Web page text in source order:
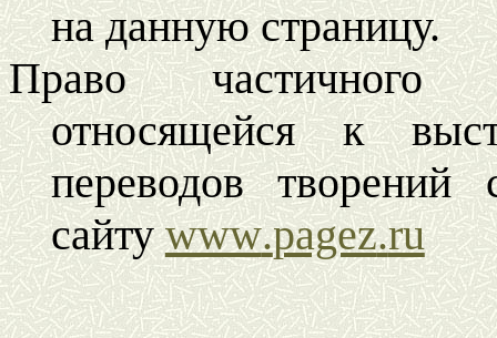
на данную страницу.
Право частичного
относящейся к
переводов творений
сайтуwww.pagez.ru